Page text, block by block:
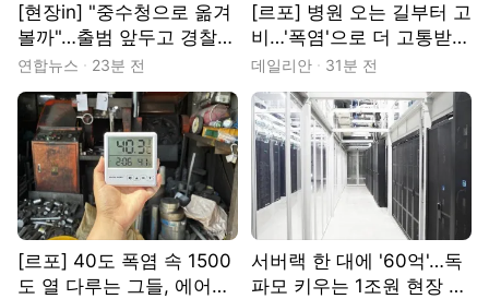
[현장in] "중수청으로 옮겨
볼까"…출범 앞두고 경찰도
이직 고민
연합뉴스 23분 전
[르포] 병원 오는 길부터 고
비…'폭염'으로 더 고통받는
환자들
데일리안 31분 전
[르포] 40도 폭염 속 1500
도 열 다루는 그들, 에어컨
서버랙 한 대에 '60억'…독
파모 키우는 1조원 현장 가